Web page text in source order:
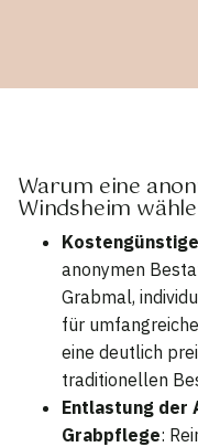
Warum eine
Windsheim
anonymen
Grabmal,
für
eine deutlich
traditionellen
Entlastung der
Grabpflege: